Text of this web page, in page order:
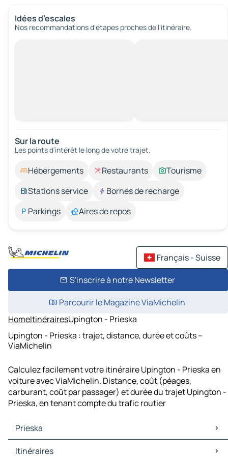
Idées d’escales
Nos recommandations d'étapes proches de l’itinéraire.
Sur la route
Les points d’intérêt le long de votre trajet.
Hébergements Restaurants
Tourisme
Stations service
Bornes de recharge
Parkings
Aires de repos
Français - Suisse
S'inscrire à notre Newsletter
Parcourir le Magazine ViaMichelin
HomeItinérairesUpington - Prieska
Upington - Prieska : trajet, distance, durée et coûts –
ViaMichelin
Calculez facilement votre itinéraire Upington - Prieska en
voiture avec ViaMichelin. Distance, coût (péages,
carburant, coût par passager) et durée du trajet Upington -
Prieska, en tenant compte du trafic routier
Prieska
Prieska Cartes et plans
Itinéraires